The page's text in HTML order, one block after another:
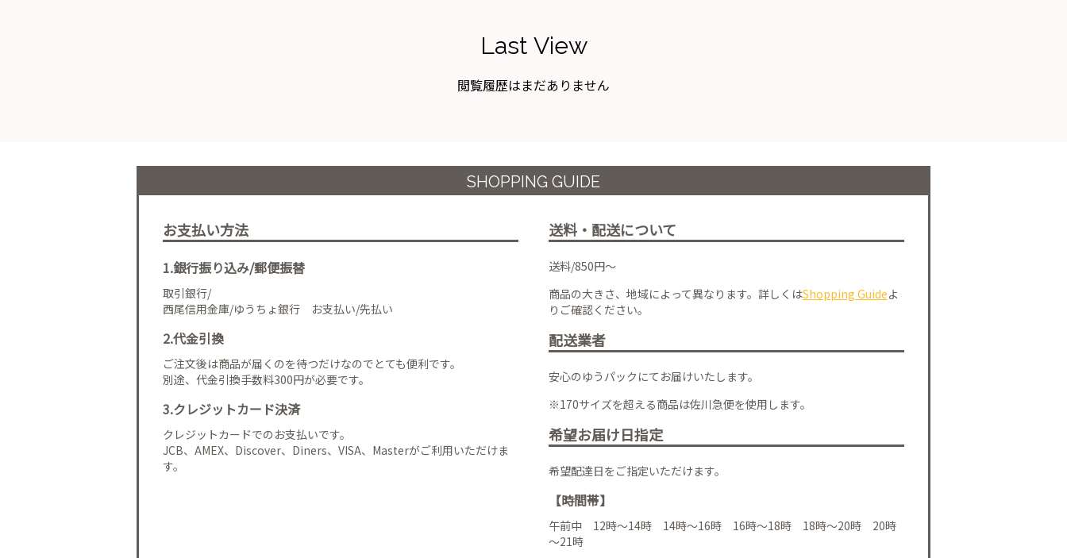
Last View
閲覧履歴はまだありません
SHOPPING GUIDE
お支払い方法
1.銀行振り込み/郵便振替
取引銀行/
西尾信用金庫/ゆうちょ銀行 お支払い/先払い
2.代金引換
ご注文後は商品が届くのを待つだけなのでとても便利です。
別途、代金引換手数料300円が必要です。
3.クレジットカード決済
クレジットカードでのお支払いです。
JCB、AMEX、Discover、Diners、VISA、Masterがご利用いただけま
す。
送料・配送について
送料/850円～
商品の大きさ、地域によって異なります。詳しくはShopping Guideよ
りご確認ください。
配送業者
安心のゆうパックにてお届けいたします。
※170サイズを超える商品は佐川急便を使用します。
希望お届け日指定
希望配達日をご指定いただけます。
【時間帯】
午前中 12時～14時 14時～16時 16時～18時 18時～20時 20時
～21時